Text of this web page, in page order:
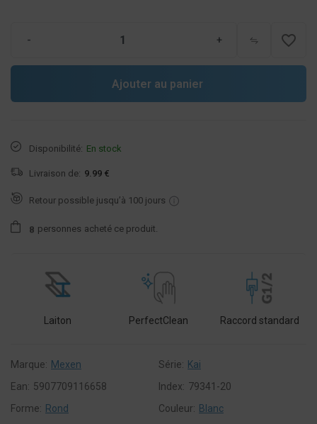
- + favorite_border
Ajouter au panier
Disponibilité: En stock
Livraison de: 9.99 €
Retour possible jusqu’à 100 jours
8 personnes acheté ce produit.
Laiton PerfectClean Raccord standard
Marque: Mexen Série: Kai
Ean: 5907709116658 Index: 79341-20
Forme: Rond Couleur: Blanc